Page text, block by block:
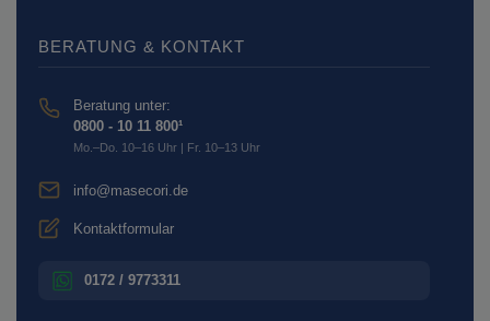
BERATUNG & KONTAKT
Beratung unter:
0800 - 10 11 800¹
Mo.–Do. 10–16 Uhr | Fr. 10–13 Uhr
info@masecori.de
Kontaktformular
0172 / 9773311